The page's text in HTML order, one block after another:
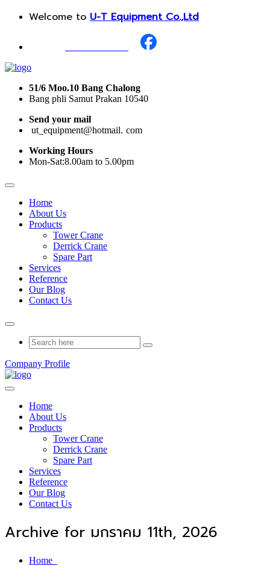
Welcome to U-T Equipment Co.,Ltd
51/6 Moo.10 Bang Chalong
Bang phli Samut Prakan 10540
Send your mail
ut_equipment@hotmail. com
Working Hours
Mon-Sat:8.00am to 5.00pm
Home
About Us
Products
Tower Crane
Derrick Crane
Spare Part
Services
Reference
Our Blog
Contact Us
Company Profile
Home
About Us
Products
Tower Crane
Derrick Crane
Spare Part
Services
Reference
Our Blog
Contact Us
Archive for มกราคม 11th, 2026
Home